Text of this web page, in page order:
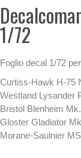
1/72
Foglio decal 1/72
Curtiss-Hawk H-75
Westland Lysander
Bristol Blenheim
Gloster Gladiator
Morane-Saulnier